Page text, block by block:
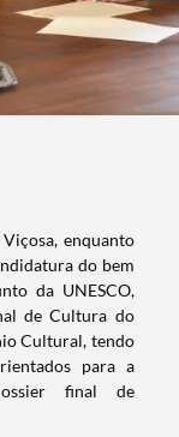
enquanto
do bem
da UNESCO,
de Cultura do
Cultural, tendo
para a
final de